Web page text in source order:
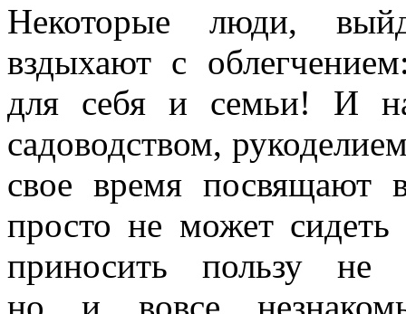
Некоторые люди,
вздыхают с
для себя и семьи! И
садоводством,
свое время посвящают
просто не может сидеть
приносить пользу
но и вовсе